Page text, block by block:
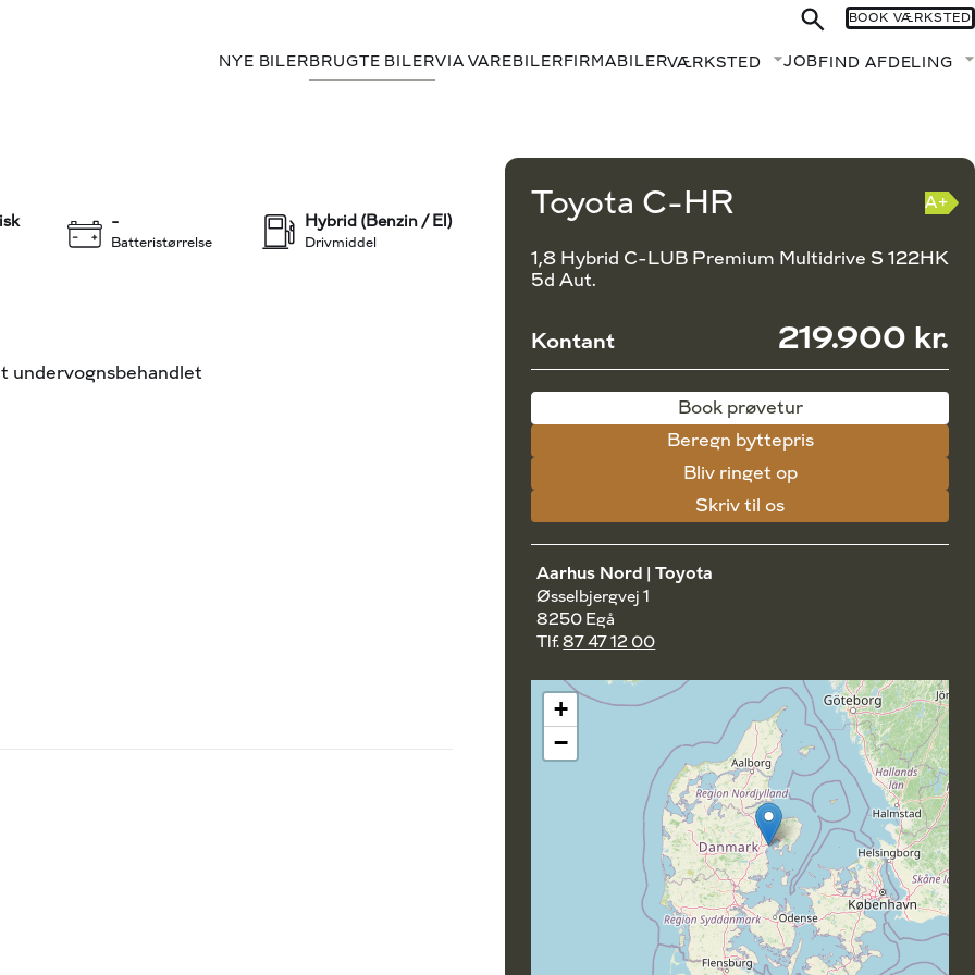
NYE BILER BRUGTE BILERVIA VAREBILER FIRMABILERVÆRKSTED Fold undermenu ud
JOB FIND AFDELING
BOOK VÆRKSTED
Batteristørrelse
-
Drivmiddel
Hybrid (Benzin / El)
undervognsbehandlet
Toyota C-HR
1,8 Hybrid C-LUB Premium Multidrive S 122HK
5d Aut.
A+
Kontant 219.900 kr.
Book prøvetur
Beregn byttepris
Bliv ringet op
Skriv til os
Aarhus Nord | Toyota
Øsselbjergvej 1
8250 Egå
Tlf.87 47 12 00